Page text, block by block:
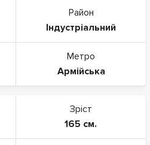
Район
Індустріальний
Метро
Армійська
Зріст
165 см.